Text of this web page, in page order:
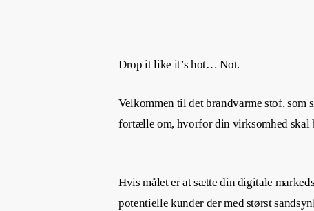
Drop it like it’s hot… Not.
Velkommen til det brandvarme stof, som
fortælle om, hvorfor din virksomhed skal
Hvis målet er at sætte din digitale
potentielle kunder der med størst